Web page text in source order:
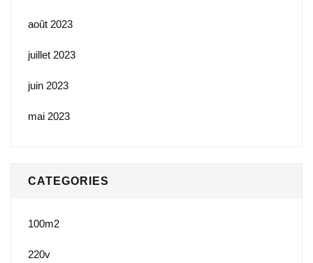
août 2023
juillet 2023
juin 2023
mai 2023
CATEGORIES
100m2
220v